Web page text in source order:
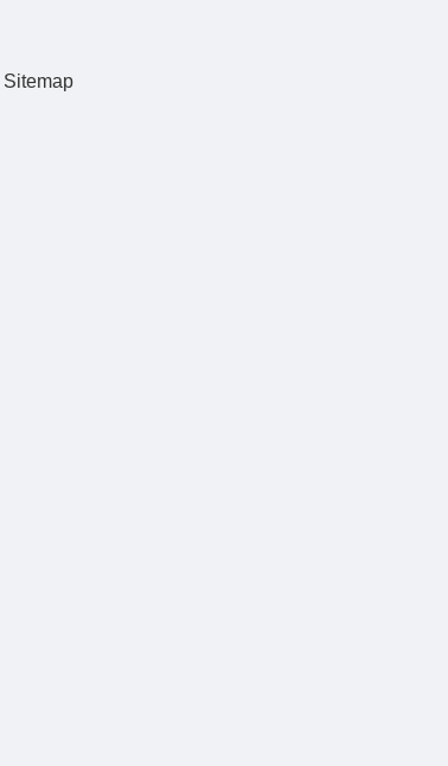
Sitemap